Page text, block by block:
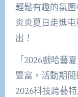
輕鬆有趣的氛
炎炎夏日走進
出！
「2026戲哈藝
豐富，活動期
2026科技跨藝